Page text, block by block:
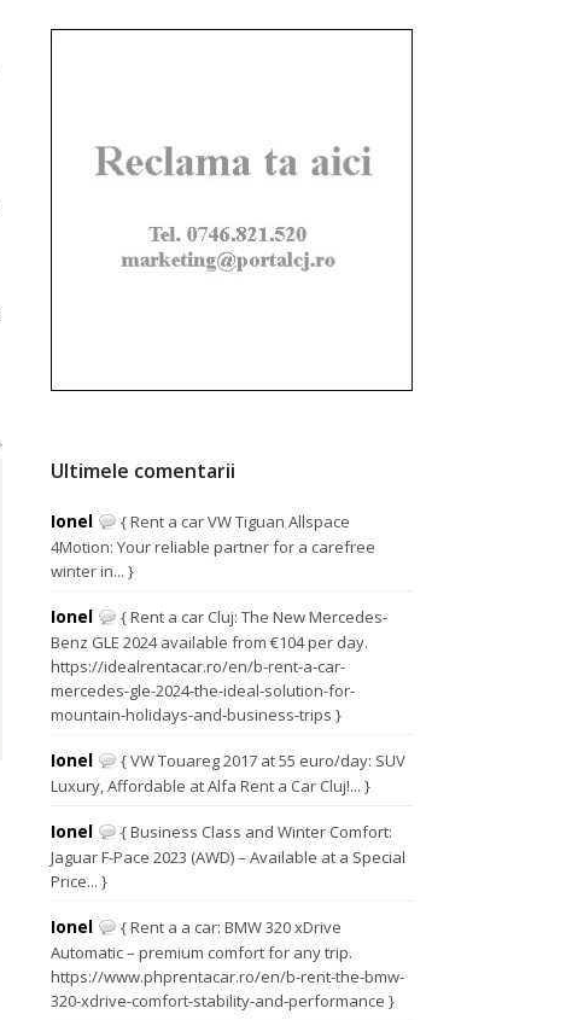
Ultimele comentarii
Ionel
{ Rent a car VW Tiguan Allspace
4Motion: Your reliable partner for a carefree
winter in... }
Ionel
{ Rent a car Cluj: The New Mercedes-
Benz GLE 2024 available from €104 per day.
https://idealrentacar.ro/en/b-rent-a-car-
mercedes-gle-2024-the-ideal-solution-for-
mountain-holidays-and-business-trips }
Ionel
{ VW Touareg 2017 at 55 euro/day: SUV
Luxury, Affordable at Alfa Rent a Car Cluj!... }
Ionel
{ Business Class and Winter Comfort:
Jaguar F-Pace 2023 (AWD) – Available at a Special
Price... }
Ionel
{ Rent a a car: BMW 320 xDrive
Automatic – premium comfort for any trip.
https://www.phprentacar.ro/en/b-rent-the-bmw-
320-xdrive-comfort-stability-and-performance }